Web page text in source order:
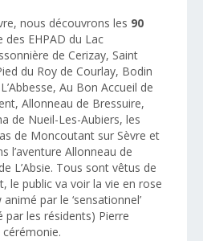
nous découvrons les 90
EHPAD du Lac
de Cerizay, Saint
du Roy de Courlay, Bodin
Au Bon Accueil de
Allonneau de Bressuire,
de Nueil-Les-Aubiers, les
de Moncoutant sur Sèvre et
l’aventure Allonneau de
L’Absie. Tous sont vêtus de
le public va voir la vie en rose
par le ‘sensationnel’
les résidents) Pierre